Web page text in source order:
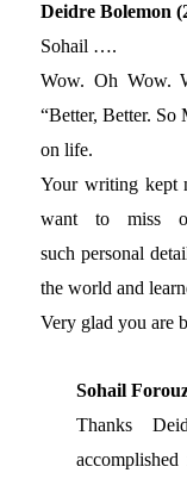
Deidre Bolemon
Sohail ….
Wow. Oh Wow.
“Better, Better. So
on life.
Your writing kept
want to miss
such personal
the world and
Very glad you are
Sohail
Thanks